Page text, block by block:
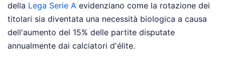
della Lega Serie A evidenziano come la rotazione dei
titolari sia diventata una necessità biologica a causa
dell'aumento del 15% delle partite disputate
annualmente dai calciatori d'élite.